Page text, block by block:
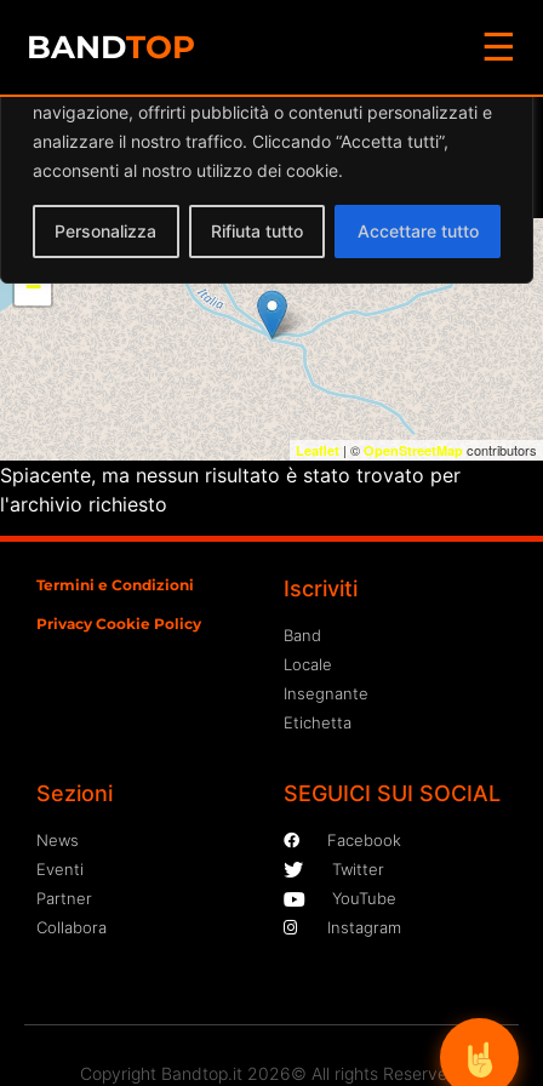
Diamo valore alla tua privacy
navigazione, offrirti pubblicità o contenuti personalizzati e
analizzare il nostro traffico. Cliccando “Accetta tutti”,
acconsenti al nostro utilizzo dei cookie.
Personalizza Rifiuta tutto Accettare tutto
BANDTOP
☰
Eventi aFESTA
PARTONALE
+
−
Leaflet | © OpenStreetMap contributors
Spiacente, ma nessun risultato è stato trovato per
l'archivio richiesto
Termini e Condizioni
Privacy Cookie Policy
Iscriviti
Band
Locale
Insegnante
Etichetta
Sezioni
News
Eventi
Partner
Collabora
SEGUICI SUI SOCIAL
Facebook
Twitter
YouTube
Instagram
Copyright Bandtop.it 2026© All rights Reserved.